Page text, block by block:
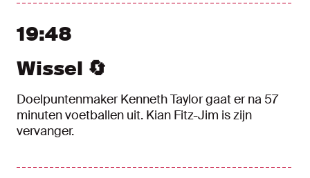
19:48
Wissel 🔄
Doelpuntenmaker Kenneth Taylor gaat er na 57
minuten voetballen uit. Kian Fitz-Jim is zijn
vervanger.